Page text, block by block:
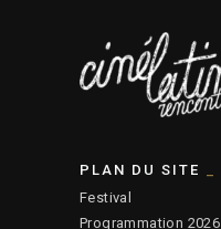
PLAN DU SITE
Festival
Programmation 2026